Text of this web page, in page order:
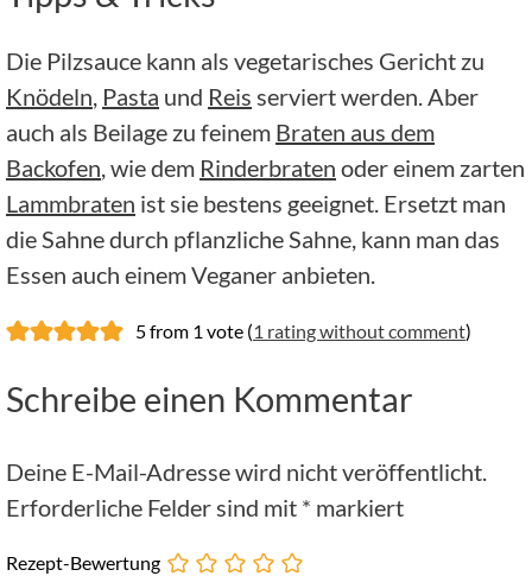
Die Pilzsauce kann als vegetarisches Gericht zu
Knödeln, Pasta und Reis serviert werden. Aber
auch als Beilage zu feinem Braten aus dem
Backofen, wie dem Rinderbraten oder einem zarten
Lammbraten ist sie bestens geeignet. Ersetzt man
die Sahne durch pflanzliche Sahne, kann man das
Essen auch einem Veganer anbieten.
5 from 1 vote (1 rating without comment)
Schreibe einen Kommentar
Deine E-Mail-Adresse wird nicht veröffentlicht.
Erforderliche Felder sind mit * markiert
Rezept-Bewertung